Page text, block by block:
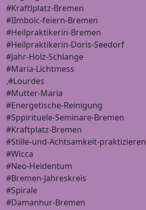
#Kraftlplatz-Bremen
#IImbolc-feiern-Bremen
#Heilpraktikerin-Bremen
#Heilpraktikerin-Doris-Seedorf
#Jahr-Holz-Schlange
#Maria-Lichtmess
‚#Lourdes
#Mutter-Maria
#Energetische-Reinigung
#Sppirituele-Seminare-Bremen
#Kraftplatz-Bremen
#Stille-und-Achtsamkeit-praktizieren
#Wicca
#Neo-Heidentum
#Bremen-Jahreskreis
#Spirale
#Damanhur-Bremen